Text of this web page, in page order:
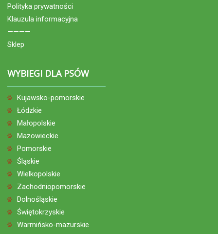
Polityka prywatności
Klauzula informacyjna
————
Sklep
WYBIEGI DLA PSÓW
Kujawsko-pomorskie
Łódzkie
Małopolskie
Mazowieckie
Pomorskie
Śląskie
Wielkopolskie
Zachodniopomorskie
Dolnośląskie
Świętokrzyskie
Warmińsko-mazurskie